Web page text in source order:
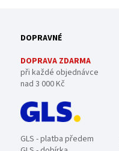
DOPRAVNÉ
DOPRAVA ZDARMA
při každé objednávce
nad 3 000 Kč
GLS - platba předem